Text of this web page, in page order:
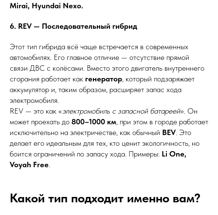
Mirai, Hyundai Nexo.
6. REV — Последовательный гибрид
Этот тип гибрида всё чаще встречается в современных
автомобилях. Его главное отличие — отсутствие прямой
связи ДВС с колёсами. Вместо этого двигатель внутреннего
сгорания работает как генератор , который подзаряжает
аккумулятор и, таким образом, расширяет запас хода
электромобиля.
REV — это как «электромобиль с запасной батареей». Он
может проехать до 800–1000 км , при этом в городе работает
исключительно на электричестве, как обычный BEV . Это
делает его идеальным для тех, кто ценит экологичность, но
боится ограничений по запасу хода. Примеры: Li One,
Voyah Free
Какой тип подходит именно вам?